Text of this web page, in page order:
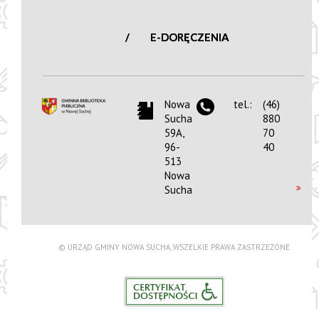
E-DORĘCZENIA
Nowa
Sucha
59A,
96-
513
Nowa
Sucha
tel.:
(46)
880
70
40
© URZĄD GMINY NOWA SUCHA, WSZELKIE PRAWA ZASTRZEŻONE